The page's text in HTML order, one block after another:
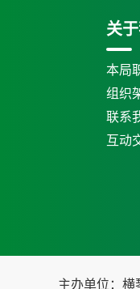
关于
本局
组织
联系
互动
主办单位：横